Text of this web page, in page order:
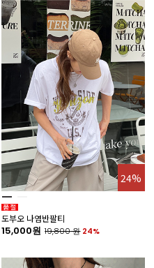
24%
도부오 나염반팔티
15,000원 19,800원 24%